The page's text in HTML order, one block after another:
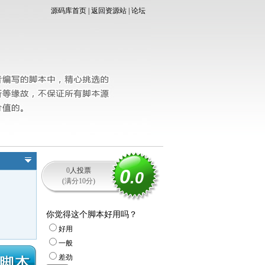
源码库首页 返回资源站 论坛
0人投票
(满分10分)
0.0
你觉得这个脚本好用吗？
好用
一般
差劲